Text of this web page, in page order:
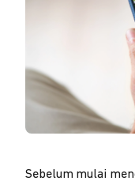
Sebelum mulai